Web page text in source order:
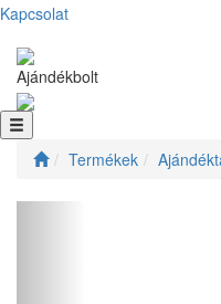
Kapcsolat
Ajándékbolt
Termékek